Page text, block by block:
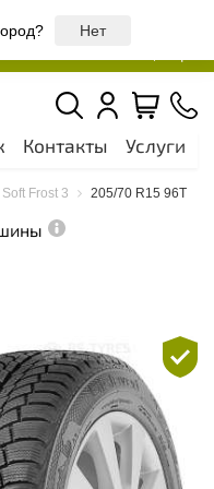
Нет
Контакты Услуги
Soft Frost 3 205/70 R15 96T